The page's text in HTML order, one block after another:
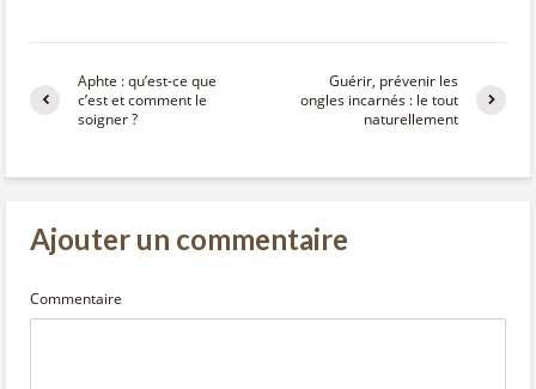
Aphte : qu’est-ce que
c’est et comment le
soigner ?
Guérir, prévenir les
ongles incarnés : le tout
naturellement
Ajouter un commentaire
Commentaire